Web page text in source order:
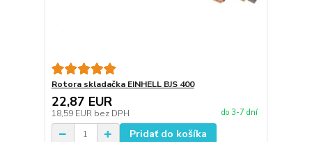
Rotora skladačka EINHELL BJS 400
22,87 EUR
18,59 EUR bez DPH do 3-7 dní
Pridať do košíka